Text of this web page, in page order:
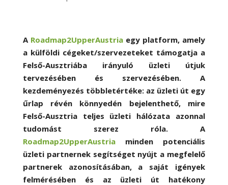
A Roadmap2UpperAustriaegy platform, amely
a külföldi cégeket/szervezeteket támogatja a
Felső-Ausztriába irányuló üzleti útjuk
tervezésében és szervezésében. A
kezdeményezés többletértéke: az üzleti út egy
űrlap révén könnyedén bejelenthető, mire
Felső-Ausztria teljes üzleti hálózata azonnal
tudomást szerez róla. A
Roadmap2UpperAustriaminden potenciális
üzleti partnernek segítséget nyújt a megfelelő
partnerek azonosításában, a saját igények
felmérésében és az üzleti út hatékony